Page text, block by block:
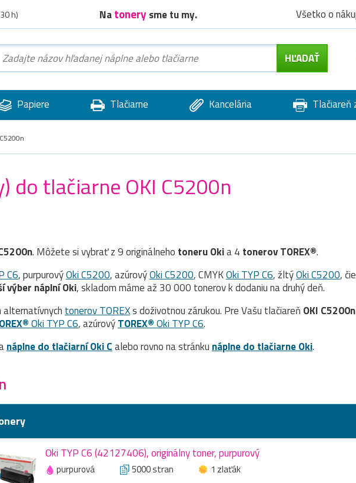
h) Natonery sme tu my. Všetko o
Papiere Tlačiarne Kancelária Tlačiareň
do tlačiarne OKI C5200n
. Môžete si vybrať z 9 originálneho toneruOkia 4 tonerov TOREX®.
C6, purpurovýOki C5200, azúrovýOki C5200, CMYKOki TYP C6, žltýOki C5200,
výber náplní Oki, skladom máme až 30 000 tonerov k dodaniu na druhý deň.
alternatívnych tonerov TOREXs doživotnou zárukou. Pre Vašu tlačiareň OKI C5200n
Oki TYP C6, azúrovýTOREX®Oki TYP C6.
náplne do tlačiarní Oki Calebo rovno na stránku náplne do tlačiarne Oki.
Oki TYP C6 (42127406), originálny toner, purpurový
purpurová 5000 stran
1 zlaťák